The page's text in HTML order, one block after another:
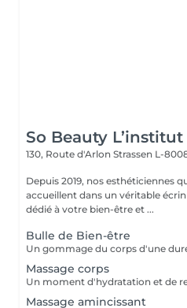
So Beauty L’institut
130, Route d'Arlon Strassen L-
Depuis 2019, nos esthéticiennes
accueillent dans un véritable
dédié à votre bien-être et ...
Bulle de Bien-être
Massage corps
Massage amincissant